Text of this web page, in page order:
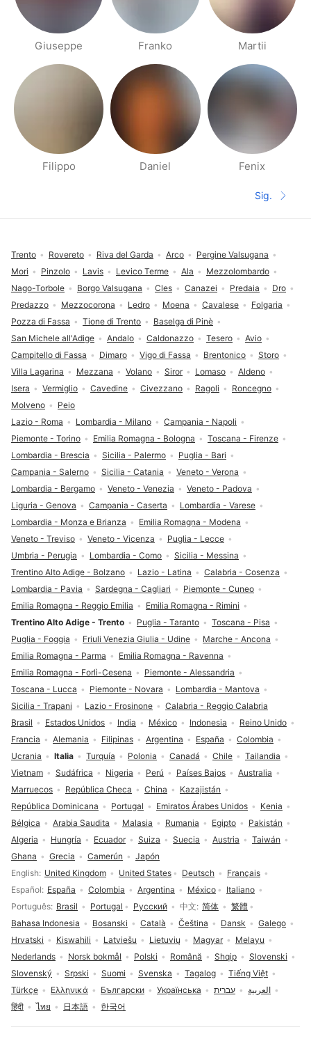
Giuseppe Franko Martii
Filippo Daniel Fenix
Sig.
Selección de idioma
English United Kingdom United States Deutsch
Français
Español
España Colombia Argentina México
Italiano
Português Brasil Portugal Русский 中文 简体
繁體
Bahasa Indonesia
Bosanski Català Čeština Dansk
Galego
Hrvatski
Kiswahili Latviešu Lietuvių Magyar
Melayu
Nederlands
Norsk bokmål Polski Română Shqip
Slovenski
Slovenský
Srpski Suomi Svenska Tagalog
Tiếng Việt
Türkçe
Ελληνικά Български Українська עברית
العربية
हिंदी
ไทย 日本語 한국어
Brasil Estados Unidos India México Indonesia
Reino Unido
Francia
Alemania Filipinas Argentina España
Colombia
Ucrania
Italia Turquía Polonia Canadá Chile
Tailandia
Vietnam
Sudáfrica Nigeria Perú Países Bajos
Australia
Marruecos
República Checa China
Kazajistán
República Dominicana
Portugal Emiratos Árabes Unidos
Kenia
Bélgica
Arabia Saudita Malasia Rumania Egipto
Pakistán
Algeria
Hungría Ecuador Suiza Suecia Austria
Taiwán
Ghana
Grecia Camerún Japón
Lazio - Roma Lombardia - Milano
Campania - Napoli
Piemonte - Torino
Emilia Romagna - Bologna
Toscana - Firenze
Lombardia - Brescia
Sicilia - Palermo
Puglia - Bari
Campania - Salerno
Sicilia - Catania
Veneto - Verona
Lombardia - Bergamo
Veneto - Venezia
Veneto - Padova
Liguria - Genova
Campania - Caserta
Lombardia - Varese
Lombardia - Monza e Brianza
Emilia Romagna - Modena
Veneto - Treviso
Veneto - Vicenza
Puglia - Lecce
Umbria - Perugia
Lombardia - Como
Sicilia - Messina
Trentino Alto Adige - Bolzano
Lazio - Latina
Calabria - Cosenza
Lombardia - Pavia
Sardegna - Cagliari
Piemonte - Cuneo
Emilia Romagna - Reggio Emilia
Emilia Romagna - Rimini
Trentino Alto Adige - Trento
Puglia - Taranto
Toscana - Pisa
Puglia - Foggia
Friuli Venezia Giulia - Udine
Marche - Ancona
Emilia Romagna - Parma
Emilia Romagna - Ravenna
Emilia Romagna - Forlì-Cesena
Piemonte - Alessandria
Toscana - Lucca
Piemonte - Novara
Lombardia - Mantova
Sicilia - Trapani
Lazio - Frosinone Calabria - Reggio Calabria
Trento Rovereto Riva del Garda Arco
Pergine Valsugana
Mori
Pinzolo Lavis Levico Terme Ala
Mezzolombardo
Nago-Torbole
Borgo Valsugana Cles Canazei Predaia
Dro
Predazzo
Mezzocorona Ledro Moena Cavalese
Folgaria
Pozza di Fassa
Tione di Trento
Baselga di Pinè
San Michele all'Adige
Andalo Caldonazzo Tesero
Avio
Campitello di Fassa
Dimaro Vigo di Fassa Brentonico
Storo
Villa Lagarina
Mezzana Volano Siror Lomaso
Aldeno
Isera
Vermiglio Cavedine Civezzano Ragoli
Roncegno
Molveno
Peio